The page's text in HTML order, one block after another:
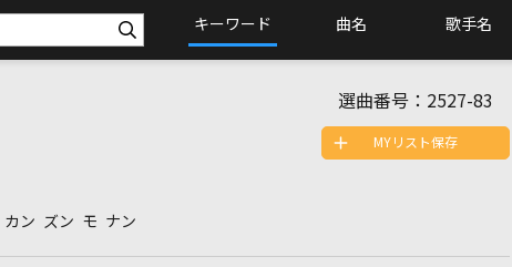
キーワード 曲名 歌手名
選曲番号： 2527-83
ン ズン モ ナン
MYリスト保存